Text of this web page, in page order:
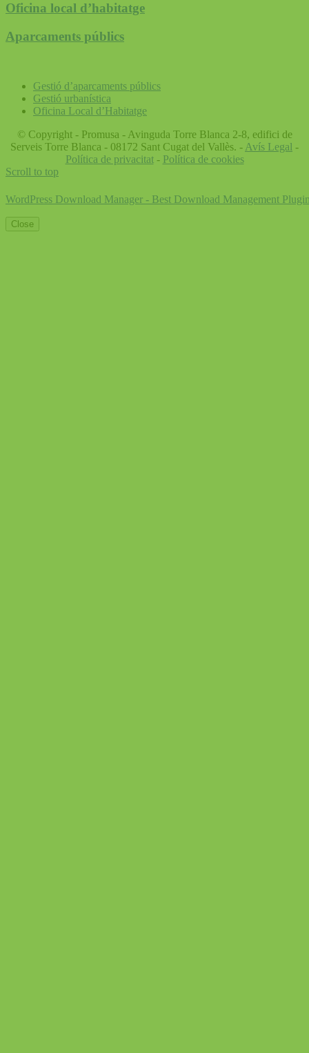
Oficina local d’habitatge
Aparcaments públics
Gestió d’aparcaments públics
Gestió urbanística
Oficina Local d’Habitatge
© Copyright - Promusa - Avinguda Torre Blanca 2-8, edifici de
Serveis Torre Blanca - 08172 Sant Cugat del Vallès. - Avís Legal -
Política de privacitat- Política de cookies
Scroll to top
WordPress Download Manager - Best Download Management
Close